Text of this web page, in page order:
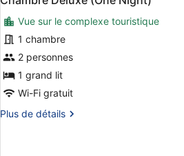
Chambre
Deluxe
(Escapada)
toutes
les
photos
pour
ce
type
chambre :
Vue sur le complexe touristique
1 chambre
2 personnes
1 grand lit
Wi-Fi gratuit
Plus de détails
Plus